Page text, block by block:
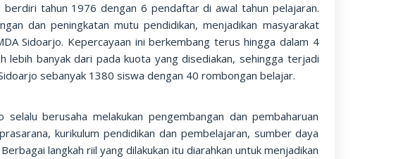
berdiri tahun 1976 dengan 6 pendaftar di awal tahun pelajaran.
dan peningkatan mutu pendidikan, menjadikan masyarakat
Sidoarjo. Kepercayaan ini berkembang terus hingga dalam 4
banyak dari pada kuota yang disediakan, sehingga terjadi
sebanyak 1380 siswa dengan 40 rombongan belajar.
berusaha melakukan pengembangan dan pembaharuan
kurikulum pendidikan dan pembelajaran, sumber daya
langkah riil yang dilakukan itu diarahkan untuk menjadikan